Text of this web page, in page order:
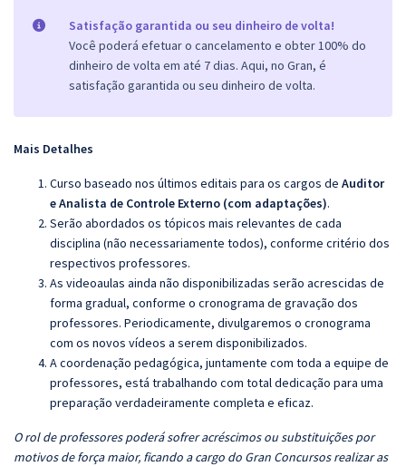
Satisfação garantida ou seu dinheiro de volta!
Você poderá efetuar o cancelamento e obter 100% do
dinheiro de volta em até 7 dias. Aqui, no Gran, é
satisfação garantida ou seu dinheiro de volta.
Mais Detalhes
Curso baseado nos últimos editais para os cargos de Auditor
e Analista de Controle Externo (com adaptações).
Serão abordados os tópicos mais relevantes de cada
disciplina (não necessariamente todos), conforme critério dos
respectivos professores.
As videoaulas ainda não disponibilizadas serão acrescidas de
forma gradual, conforme o cronograma de gravação dos
professores. Periodicamente, divulgaremos o cronograma
com os novos vídeos a serem disponibilizados.
A coordenação pedagógica, juntamente com toda a equipe de
professores, está trabalhando com total dedicação para uma
preparação verdadeiramente completa e eficaz.
O rol de professores poderá sofrer acréscimos ou substituições por
motivos de força maior, ficando a cargo do Gran Concursos realizar as